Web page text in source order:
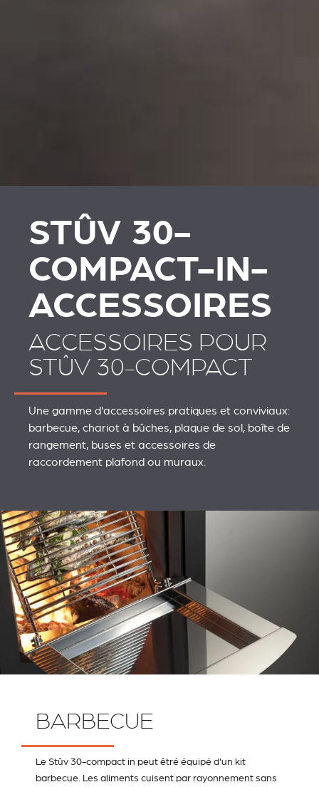
STÛV 30-
COMPACT-IN-
ACCESSOIRES
ACCESSOIRES POUR
STÛV 30-COMPACT
Une gamme d'accessoires pratiques et conviviaux:
barbecue, chariot à bûches, plaque de sol, boîte de
rangement, buses et accessoires de
raccordement plafond ou muraux.
BARBECUE
Le Stûv 30-compact in peut êtré équipé d'un kit
barbecue. Les aliments cuisent par rayonnement sans